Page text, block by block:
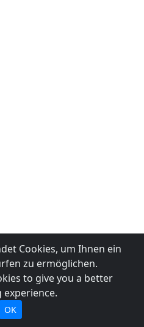
Cookies, um Ihnen ein
zu ermöglichen.
to give you a better
OK